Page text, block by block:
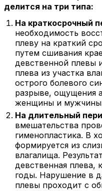
делится на три типа:
На краткосрочный
необходимость
плеву на краткий
путем сшивания
девственной плевы
плева из участка
острого болевого
разрыве, ощущения
женщины и
На длительный
вмешательства
гименопластика. В
формируется из
влагалища.
девственная плева,
годы. Нарушение в
плевы проходит с